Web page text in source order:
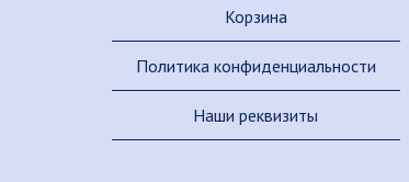
Корзина
Политика конфиденциальности
Наши реквизиты